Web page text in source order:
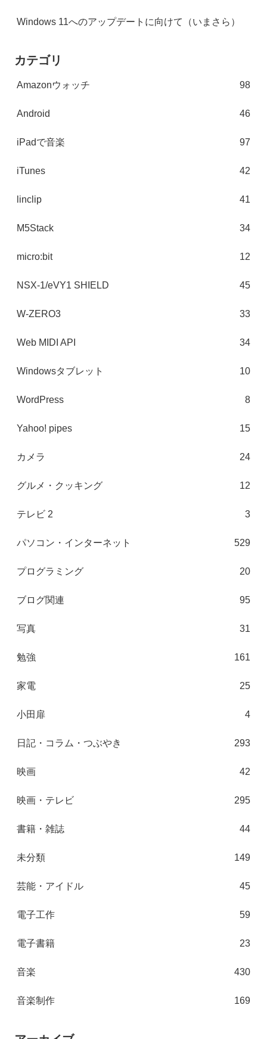
Windows 11へのアップデートに向けて（いまさら）
カテゴリ
Amazonウォッチ 98
Android 46
iPadで音楽 97
iTunes 42
linclip 41
M5Stack 34
micro:bit 12
NSX-1/eVY1 SHIELD 45
W-ZERO3 33
Web MIDI API 34
Windowsタブレット 10
WordPress 8
Yahoo! pipes 15
カメラ 24
グルメ・クッキング 12
テレビ 2 3
パソコン・インターネット 529
プログラミング 20
ブログ関連 95
写真 31
勉強 161
家電 25
小田扉 4
日記・コラム・つぶやき 293
映画 42
映画・テレビ 295
書籍・雑誌 44
未分類 149
芸能・アイドル 45
電子工作 59
電子書籍 23
音楽 430
音楽制作 169